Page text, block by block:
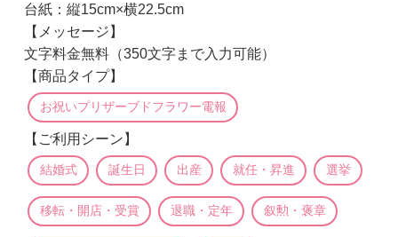
台紙：縦15cm×横22.5cm
【メッセージ】
文字料金無料（350文字まで入力可能）
【商品タイプ】
お祝いプリザーブドフラワー電報
【ご利用シーン】
結婚式 誕生日 出産 就任・昇進 選挙
移転・開店・受賞 退職・定年 叙勲・褒章